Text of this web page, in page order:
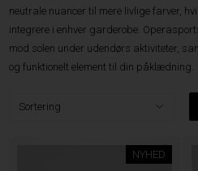
neutrale nuancer til mere livlige farver,
integrere i enhver garderobe.
mod solen under udendørs aktiviteter,
og funktionelt element til din påklædning.
NYHED